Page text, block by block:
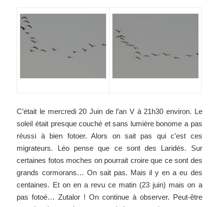
C’était le mercredi 20 Juin de l’an V à 21h30 environ. Le
soleil était presque couché et sans lumière bonome a pas
réussi à bien fotoer. Alors on sait pas qui c’est ces
migrateurs. Léo pense que ce sont des Laridés. Sur
certaines fotos moches on pourrait croire que ce sont des
grands cormorans… On sait pas. Mais il y en a eu des
centaines. Et on en a revu ce matin (23 juin) mais on a
pas fotoé… Zutalor ! On continue à observer. Peut-être